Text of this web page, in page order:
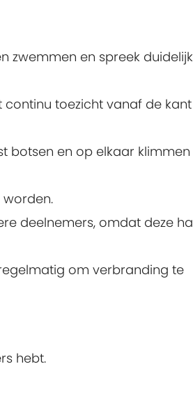
zwemmen en spreek
continu toezicht vanaf de
botsen en op elkaar
deelnemers, omdat deze
om verbranding te
hebt.